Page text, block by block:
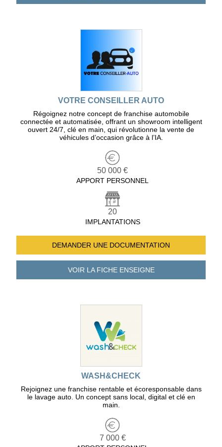
VOTRE CONSEILLER AUTO
Régoignez notre concept de franchise automobile
connectée et automatisée, offrant un showroom intelligent
ouvert 24/7, clé en main, qui révolutionne la vente de
véhicules d’occasion grâce à l’IA.
50 000 €
APPORT PERSONNEL
20
IMPLANTATIONS
DEMANDER UNE DOCUMENTATION
VOIR LA FICHEENSEIGNE
WASH&CHECK
Rejoignez une franchise rentable et écoresponsable dans
le lavage auto. Un concept sans local, digital et clé en
main.
7 000 €